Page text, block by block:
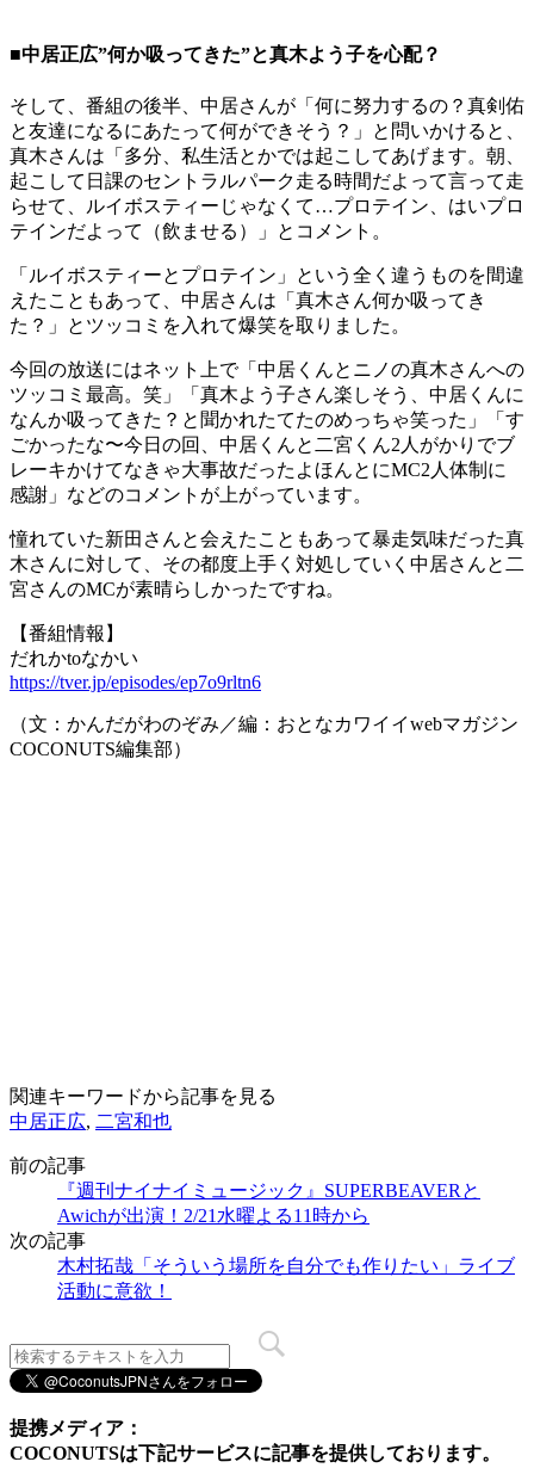
■中居正広”何か吸ってきた”と真木よう子を心配？
そして、番組の後半、中居さんが「何に努力するの？真剣佑
と友達になるにあたって何ができそう？」と問いかけると、
真木さんは「多分、私生活とかでは起こしてあげます。朝、
起こして日課のセントラルパーク走る時間だよって言って走
らせて、ルイボスティーじゃなくて…プロテイン、はいプロ
テインだよって（飲ませる）」とコメント。
「ルイボスティーとプロテイン」という全く違うものを間違
えたこともあって、中居さんは「真木さん何か吸ってき
た？」とツッコミを入れて爆笑を取りました。
今回の放送にはネット上で「中居くんとニノの真木さんへの
ツッコミ最高。笑」「真木よう子さん楽しそう、中居くんに
なんか吸ってきた？と聞かれたてたのめっちゃ笑った」「す
ごかったな〜今日の回、中居くんと二宮くん2人がかりでブ
レーキかけてなきゃ大事故だったよほんとにMC2人体制に
感謝」などのコメントが上がっています。
憧れていた新田さんと会えたこともあって暴走気味だった真
木さんに対して、その都度上手く対処していく中居さんと二
宮さんのMCが素晴らしかったですね。
【番組情報】
だれかtoなかい
https://tver.jp/episodes/ep7o9rltn6
（文：かんだがわのぞみ／編：おとなカワイイwebマガジン
COCONUTS編集部）
関連キーワードから記事を見る
中居正広, 二宮和也
前の記事
『週刊ナイナイミュージック』SUPERBEAVERと
Awichが出演！2/21水曜よる11時から
次の記事
木村拓哉「そういう場所を自分でも作りたい」ライブ
活動に意欲！
提携メディア：
COCONUTSは下記サービスに記事を提供しております。